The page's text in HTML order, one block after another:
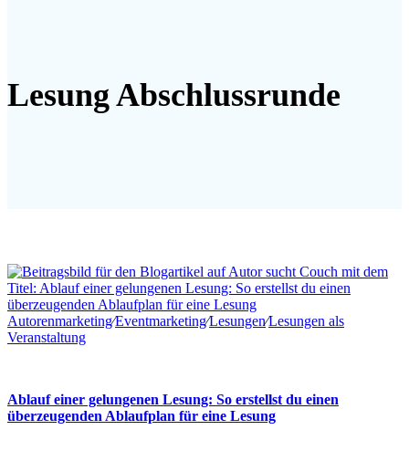
Lesung Abschlussrunde
Autorenmarketing∕Eventmarketing∕Lesungen∕Lesungen als
Veranstaltung
Ablauf einer gelungenen Lesung: So erstellst du einen
überzeugenden Ablaufplan für eine Lesung